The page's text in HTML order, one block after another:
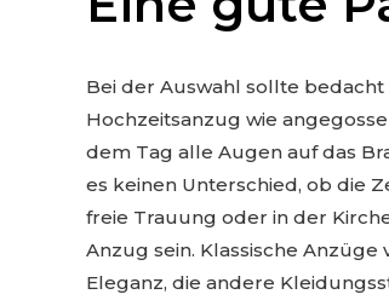
Bei der Auswahl sollte
Hochzeitsanzug wie
dem Tag alle Augen auf das
es keinen Unterschied, ob die
freie Trauung oder in der
Anzug sein. Klassische
Eleganz, die andere